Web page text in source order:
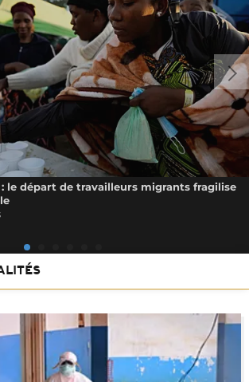
le départ de travailleurs migrants fragilise